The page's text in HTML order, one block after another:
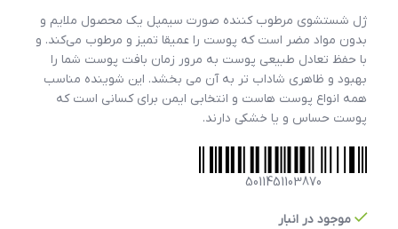
ژل شستشوی مرطوب کننده صورت سیمپل یک محصول ملایم و
بدون مواد مضر است که پوست را عمیقا تمیز و مرطوب می‌کند. و
با حفظ تعادل طبیعی پوست به مرور زمان بافت پوست شما را
بهبود و ظاهری شاداب تر به آن می بخشد. این شوینده مناسب
همه انواع پوست هاست و انتخابی ایمن برای کسانی است که
پوست حساس و یا خشکی دارند.
5011451103870
موجود در انبار